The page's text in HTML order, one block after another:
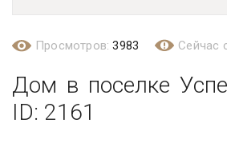
Просмотров:3983 Сейчас
Дом в поселке
ID: 2161